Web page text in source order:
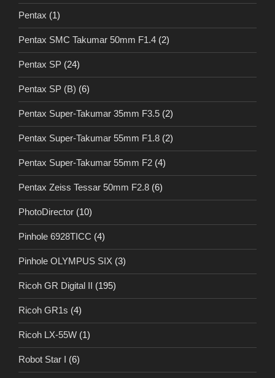
Pentax (1)
Pentax SMC Takumar 50mm F1.4 (2)
Pentax SP (24)
Pentax SP (B) (6)
Pentax Super-Takumar 35mm F3.5 (2)
Pentax Super-Takumar 55mm F1.8 (2)
Pentax Super-Takumar 55mm F2 (4)
Pentax Zeiss Tessar 50mm F2.8 (6)
PhotoDirector (10)
Pinhole 6928TICC (4)
Pinhole OLYMPUS SIX (3)
Ricoh GR Digital II (195)
Ricoh GR1s (4)
Ricoh LX-55W (1)
Robot Star I (6)